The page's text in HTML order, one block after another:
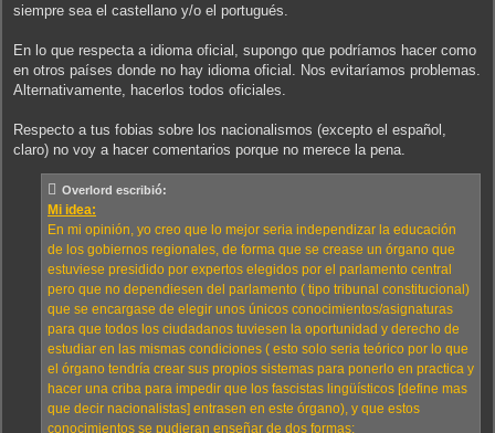
siempre sea el castellano y/o el portugués.
En lo que respecta a idioma oficial, supongo que podríamos hacer como
en otros países donde no hay idioma oficial. Nos evitaríamos problemas.
Alternativamente, hacerlos todos oficiales.
Respecto a tus fobias sobre los nacionalismos (excepto el español,
claro) no voy a hacer comentarios porque no merece la pena.
Overlord escribió:
Mi idea:
En mi opinión, yo creo que lo mejor seria independizar la educación
de los gobiernos regionales, de forma que se crease un órgano que
estuviese presidido por expertos elegidos por el parlamento central
pero que no dependiesen del parlamento ( tipo tribunal constitucional)
que se encargase de elegir unos únicos conocimientos/asignaturas
para que todos los ciudadanos tuviesen la oportunidad y derecho de
estudiar en las mismas condiciones ( esto solo seria teórico por lo que
el órgano tendría crear sus propios sistemas para ponerlo en practica y
hacer una criba para impedir que los fascistas lingüísticos [define mas
que decir nacionalistas] entrasen en este órgano), y que estos
conocimientos se pudieran enseñar de dos formas: